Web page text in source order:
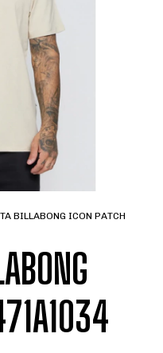
BILLABONG ICON PATCH